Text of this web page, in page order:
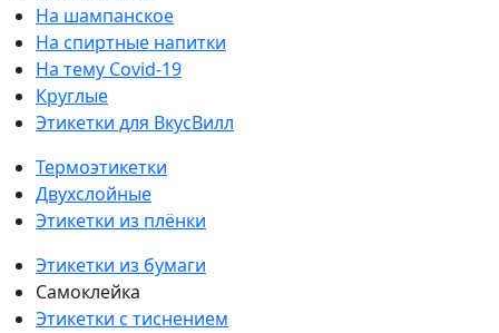
На шампанское
На спиртные напитки
На тему Covid-19
Круглые
Этикетки для ВкусВилл
Термоэтикетки
Двухслойные
Этикетки из плёнки
Этикетки из бумаги
Самоклейка
Этикетки с тиснением